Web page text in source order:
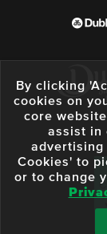
By clicking
cookies on
core
assist in
advertising
Cookies' to
or to change